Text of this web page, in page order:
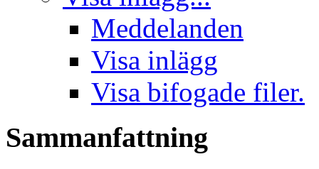
Meddelanden
Visa inlägg
Visa bifogade filer.
Sammanfattning